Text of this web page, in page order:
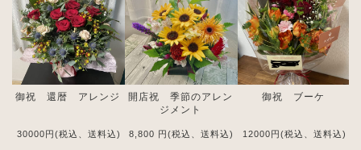
御祝 還暦 アレンジ
30000円(税込、送料込)
開店祝 季節のアレン
ジメント
8,800 円(税込、送料込)
御祝 ブーケ
12000円(税込、送料込)